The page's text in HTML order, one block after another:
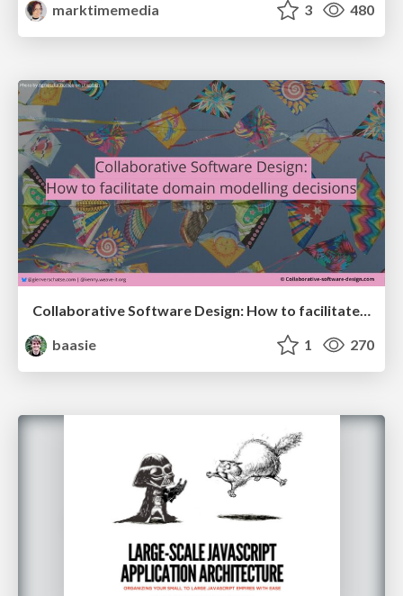
marktimemedia
3 480
Collaborative Software Design: How to facilitate domain modelling decisions
baasie
1 270